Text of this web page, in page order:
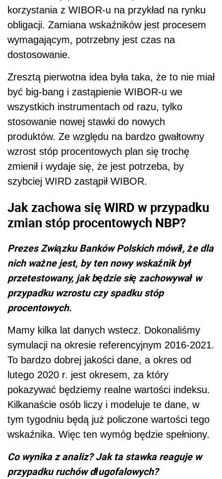
korzystania z WIBOR-u na przykład na rynku
obligacji. Zamiana wskaźników jest procesem
wymagającym, potrzebny jest czas na
dostosowanie.
Zresztą pierwotna idea była taka, że to nie miał
być big-bang i zastąpienie WIBOR-u we
wszystkich instrumentach od razu, tylko
stosowanie nowej stawki do nowych
produktów. Ze względu na bardzo gwałtowny
wzrost stóp procentowych plan się trochę
zmienił i wydaje się, że jest potrzeba, by
szybciej WIRD zastąpił WIBOR.
Jak zachowa się WIRD w przypadku
zmian stóp procentowych NBP?
Prezes Związku Banków Polskich mówił, że dla
nich ważne jest, by ten nowy wskaźnik był
przetestowany, jak będzie się zachowywał w
przypadku wzrostu czy spadku stóp
procentowych.
Mamy kilka lat danych wstecz. Dokonaliśmy
symulacji na okresie referencyjnym 2016-2021.
To bardzo dobrej jakości dane, a okres od
lutego 2020 r. jest okresem, za który
pokazywać będziemy realne wartości indeksu.
Kilkanaście osób liczy i modeluje te dane, w
tym tygodniu będą już policzone wartości tego
wskaźnika. Więc ten wymóg będzie spełniony.
Co wynika z analiz? Jak ta stawka reaguje w
przypadku ruchów długofalowych?